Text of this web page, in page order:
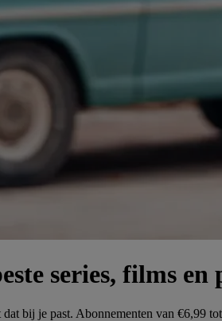
series, films
bij je past. Abonnementen van €6,99